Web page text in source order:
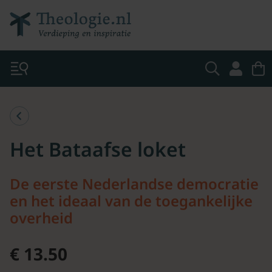
Het Bataafse loket
De eerste Nederlandse democratie
en het ideaal van de toegankelijke
overheid
€ 13.50